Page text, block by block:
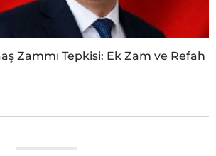
Zammı Tepkisi: Ek Zam ve Refah